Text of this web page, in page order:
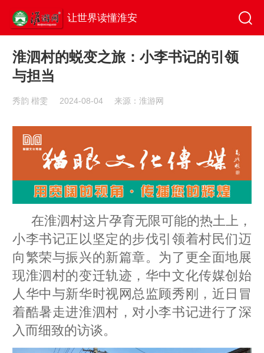
让世界读懂淮安
淮泗村的蜕变之旅：小李书记的引领
与担当
秀韵 楷雯 2024-08-04 来源：淮游网
在淮泗村这片孕育无限可能的热土上，
小李书记正以坚定的步伐引领着村民们迈
向繁荣与振兴的新篇章。为了更全面地展
现淮泗村的变迁轨迹，华中文化传媒创始
人华中与新华时视网总监顾秀刚，近日冒
着酷暑走进淮泗村，对小李书记进行了深
入而细致的访谈。